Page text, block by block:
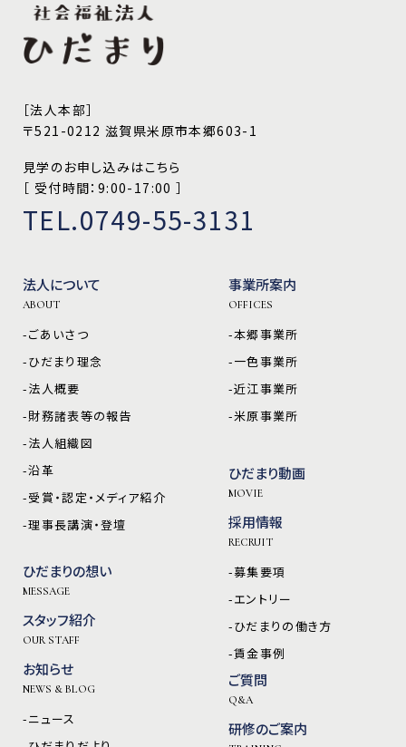
［法人本部］
〒521-0212 滋賀県米原市本郷603-1
見学のお申し込みはこちら
［ 受付時間：9:00-17:00 ］
TEL.0749-55-3131
法人について
ABOUT
-ごあいさつ
-ひだまり理念
-法人概要
-財務諸表等の報告
-法人組織図
-沿革
-受賞・認定・メディア紹介
-理事長講演・登壇
ひだまりの想い
MESSAGE
スタッフ紹介
OUR STAFF
お知らせ
NEWS & BLOG
-ニュース
事業所案内
OFFICES
-本郷事業所
-一色事業所
-近江事業所
-米原事業所
ひだまり動画
MOVIE
採用情報
RECRUIT
-募集要項
-エントリー
-ひだまりの働き方
-賃金事例
ご質問
Q&A
研修のご案内